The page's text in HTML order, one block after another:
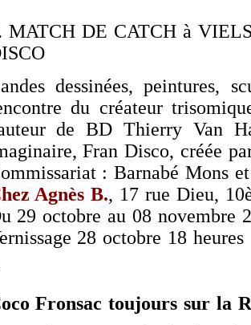
MATCH DE CATCH à
dessinées, peintures,
du créateur
de BD Thierry Van
Fran Disco, créée
: Barnabé Mons
Agnès B., 17 rue Dieu,
29 octobre au 08 novembre
28 octobre 18 heures
Fronsac toujours sur la